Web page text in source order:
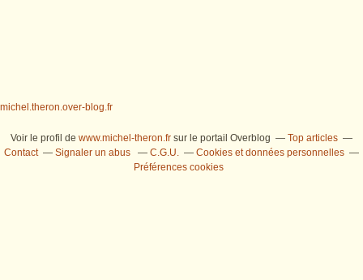
michel.theron.over-blog.fr
Voir le profil de www.michel-theron.fr sur le portail Overblog
Top articles
Contact
Signaler un abus C.G.U.
Cookies et données personnelles
Préférences cookies